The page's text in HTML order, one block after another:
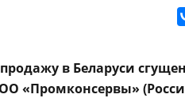
в Беларуси
«Промконсервы»